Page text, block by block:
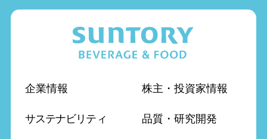
企業情報
株主・投資家情報
サステナビリティ
品質・研究開発